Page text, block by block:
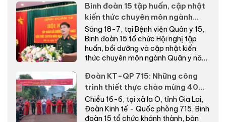
Binh đoàn 15 tập huấn, cập nhật
kiến thức chuyên môn ngành
Quân y năm 2026
Sáng 18-7, tại Bệnh viện Quân y 15,
Binh đoàn 15 tổ chức Hội nghị tập
huấn, bồi dưỡng và cập nhật kiến
thức chuyên môn ngành Quân y năm
Đoàn KT-QP 715: Những công
trình thiết thực chào mừng 40
năm Ngày truyền thống
Chiều 16-6, tại xã Ia O, tỉnh Gia Lai,
Đoàn Kinh tế - Quốc phòng 715, Binh
đoàn 15 tổ chức khánh thành, bàn